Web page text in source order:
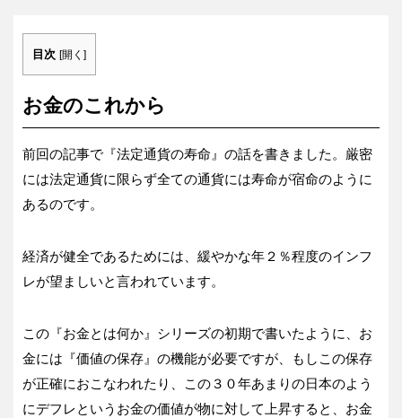
目次 [開く ]
お金のこれから
前回の記事で『法定通貨の寿命』の話を書きました。厳密
には法定通貨に限らず全ての通貨には寿命が宿命のように
あるのです。
経済が健全であるためには、緩やかな年２％程度のインフ
レが望ましいと言われています。
この『お金とは何か』シリーズの初期で書いたように、お
金には『価値の保存』の機能が必要ですが、もしこの保存
が正確におこなわれたり、この３０年あまりの日本のよう
にデフレというお金の価値が物に対して上昇すると、お金